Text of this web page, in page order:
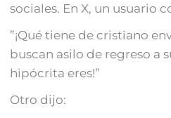
sociales. En X, un usuario
”¡Qué tiene de cristiano
buscan asilo de regreso a
hipócrita eres!”
Otro dijo: